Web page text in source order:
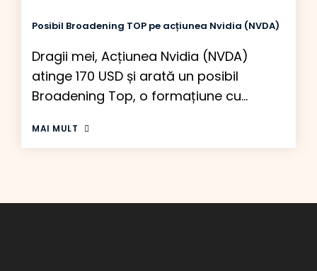
Posibil Broadening TOP pe acțiunea Nvidia (NVDA)
Dragii mei, Acțiunea Nvidia (NVDA)
atinge 170 USD și arată un posibil
Broadening Top, o formațiune cu
fapt, această formațiune și cum devine
MAI MULT